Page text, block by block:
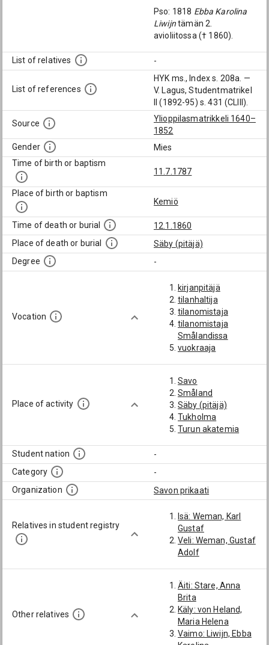
Pso: 1818 Ebba Karolina
Liwijntämän 2.
avioliitossa († 1860).
List of relatives -
List of references
HYK ms., Index s. 208a. —
V. Lagus, Studentmatrikel
II (1892-95) s. 431 (CLIII).
Source
Ylioppilasmatrikkeli 1640–
1852
Gender
Mies
Time of birth or baptism
11.7.1787
Place of birth or baptism
Kemiö
Time of death or burial
12.1.1860
Place of death or burial
Säby (pitäjä)
Degree
-
Vocation
kirjanpitäjä
tilanhaltija
tilanomistaja
tilanomistaja
Smålandissa
vuokraaja
Place of activity
Savo
Småland
Säby (pitäjä)
Tukholma
Turun akatemia
Student nation
-
Category
-
Organization
Savon prikaati
Relatives in student registry
Isä: Weman, Karl
Gustaf
Veli: Weman, Gustaf
Adolf
Other relatives
Äiti: Stare, Anna
Brita
Käly: von Heland,
Maria Helena
Vaimo: Liwijn, Ebba